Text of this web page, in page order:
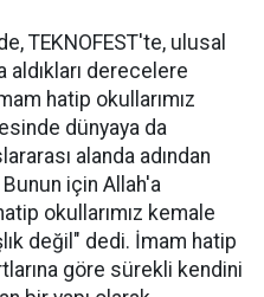
TEKNOFEST'te, ulusal
aldıkları derecelere
hatip okullarımız
dünyaya da
alanda adından
için Allah'a
okullarımız kemale
değil" dedi. İmam hatip
göre sürekli kendini